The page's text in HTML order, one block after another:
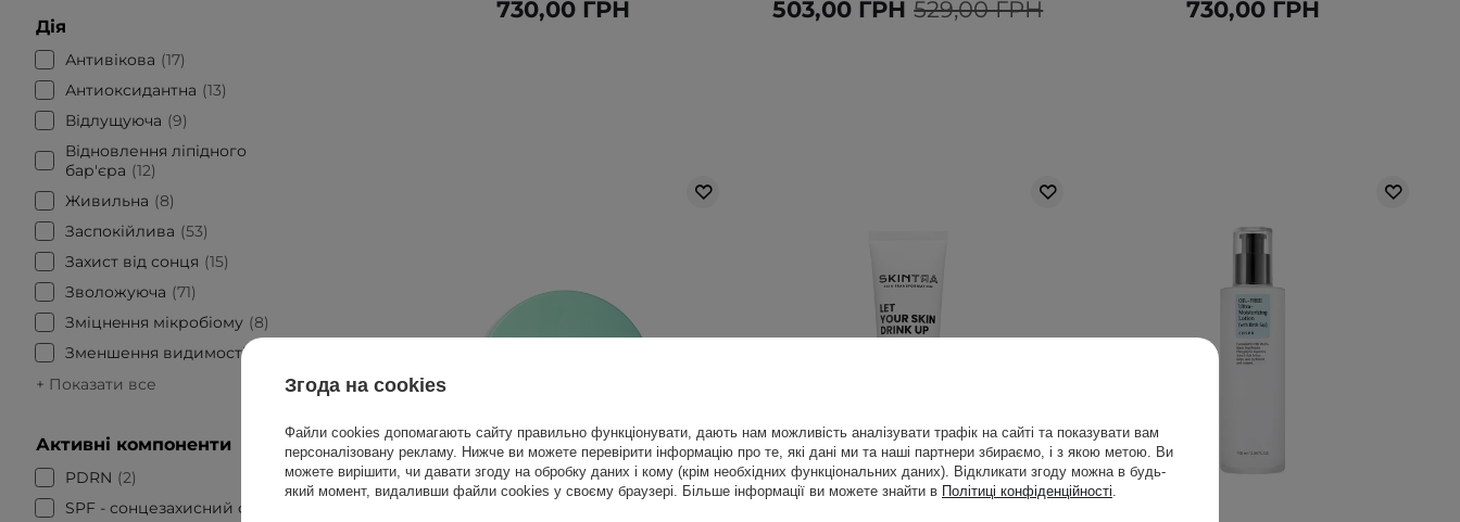
Дія
Антивікова
17
Антиоксидантна
13
Відлущуюча
9
Відновлення ліпідного
бар'єра
12
Живильна
8
Заспокійлива
53
Захист від сонця
15
Зволожуюча
71
Змiцнeння мікробioму 8
Зменшення видимості пор
+ Показати все
Активні компоненти
PDRN
2
SPF - сонцезахисний фактор
730,00 ГРН 529,00 ГРН
503,00 ГРН 730,00 ГРН
АКЦІЯ БЕСТСЕЛЕР ВИБІР КОСМЕТОЛОГА АКЦІЯ
Згода на cookies
Файли cookies допомагають сайту правильно функціонувати, дають нам можливість аналізувати трафік на сайті та показувати вам
персоналізовану рекламу. Нижче ви можете перевірити інформацію про те, які дані ми та наші партнери збираємо, і з якою метою. Ви
можете вирішити, чи давати згоду на обробку даних і кому (крім необхідних функціональних даних). Відкликати згоду можна в будь-
який момент, видаливши файли cookies у своєму браузері. Більше інформації ви можете знайти в Політиці конфіденційності.